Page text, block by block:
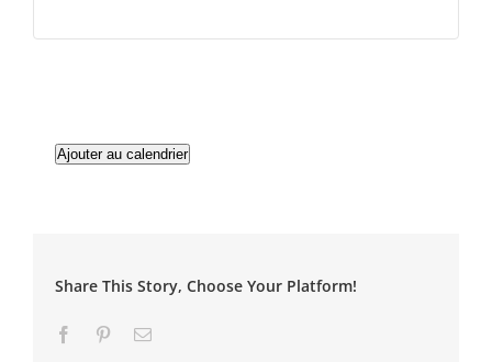
Ajouter au calendrier
Share This Story, Choose Your Platform!
FacebookPinterestEmail